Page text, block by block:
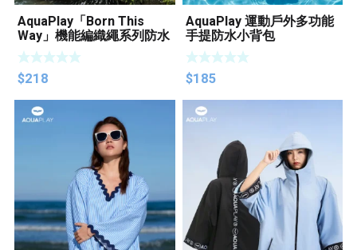
AquaPlay「Born This
Way」機能編織繩系列防水
斜背包
$218
AquaPlay 運動戶外多功能
手提防水小背包
$185